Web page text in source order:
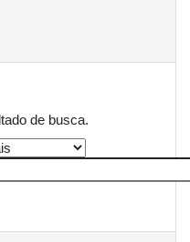
de busca.